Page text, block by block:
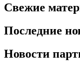
Свежие
Последние
Новости